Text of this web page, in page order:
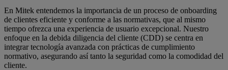
En Mitek entendemos la importancia de un proceso de onboarding
de clientes eficiente y conforme a las normativas, que al mismo
tiempo ofrezca una experiencia de usuario excepcional. Nuestro
enfoque en la debida diligencia del cliente (CDD) se centra en
integrar tecnología avanzada con prácticas de cumplimiento
normativo, asegurando así tanto la seguridad como la comodidad del
cliente.